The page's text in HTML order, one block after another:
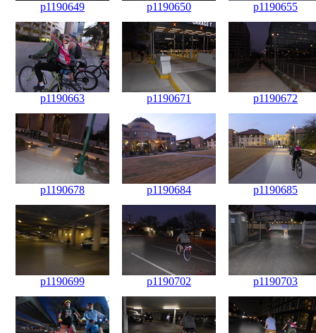
p1190649 p1190650 p1190655
p1190663 p1190671 p1190672
p1190678 p1190684 p1190685
p1190699 p1190702 p1190703